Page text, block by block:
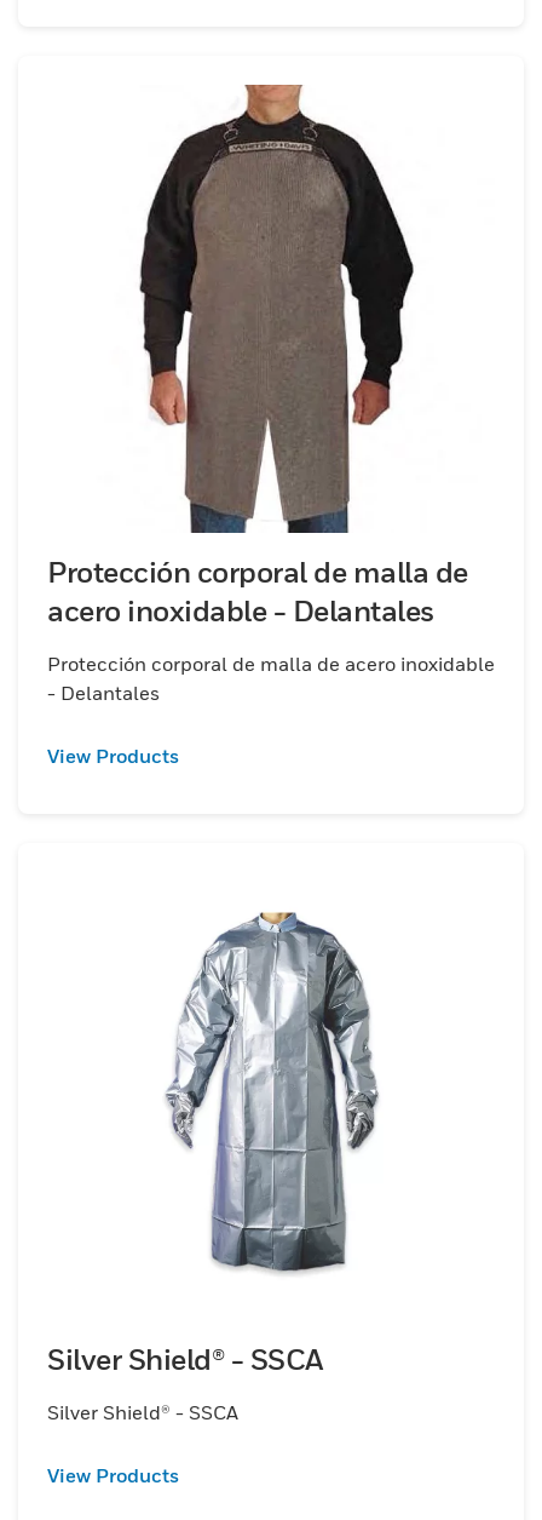
Protección corporal de malla de
acero inoxidable - Delantales
Protección corporal de malla de acero inoxidable
- Delantales
View Products
Silver Shield® - SSCA
Silver Shield® - SSCA
View Products